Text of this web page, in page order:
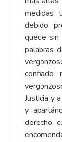
medidas
debido
quede sin
palabras
confiado
Justicia y
y
derecho,